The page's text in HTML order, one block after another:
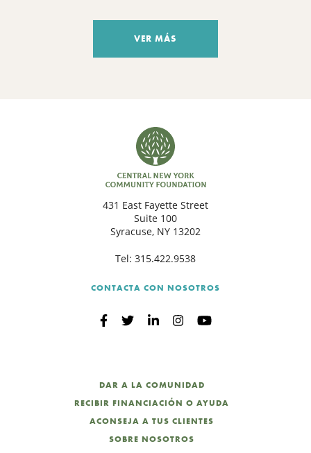
VER MÁS
431 East Fayette Street
Suite 100
Syracuse, NY 13202
Tel: 315.422.9538
CONTACTA CON NOSOTROS
DAR A LA COMUNIDAD
RECIBIR FINANCIACIÓN O AYUDA
ACONSEJA A TUS CLIENTES
SOBRE NOSOTROS